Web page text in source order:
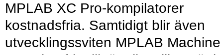
MPLAB XC Pro-kompilatorer
kostnadsfria. Samtidigt blir även
utvecklingssviten MPLAB Machine